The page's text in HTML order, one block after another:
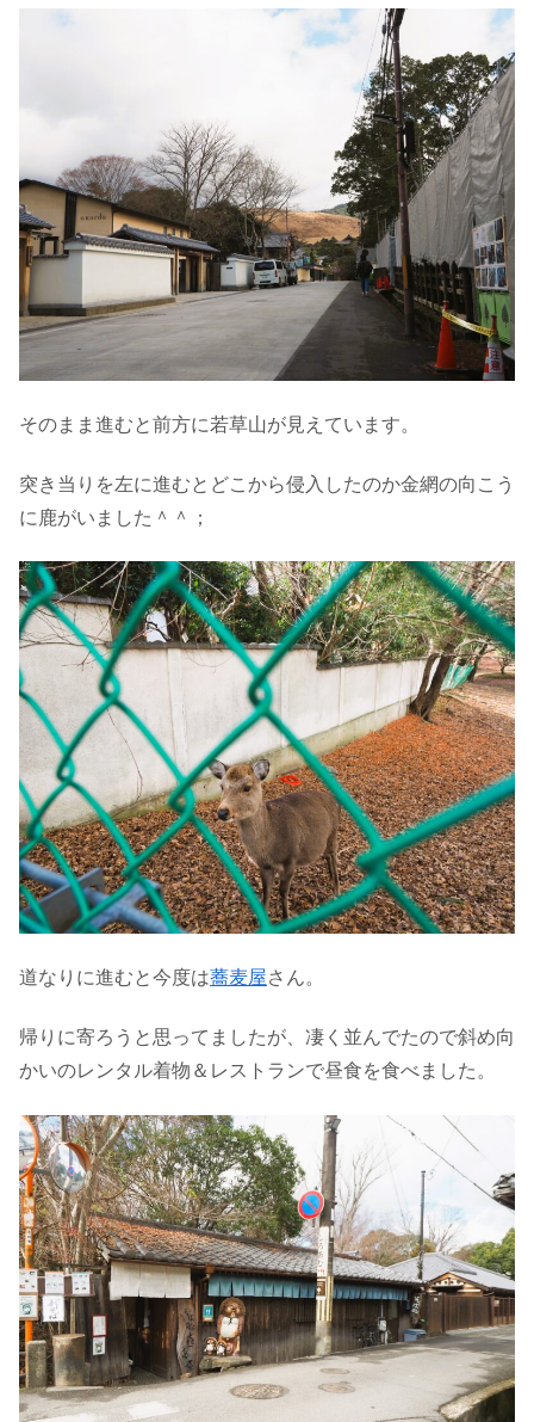
そのまま進むと前方に若草山が見えています。
突き当りを左に進むとどこから侵入したのか金網の向こう
に鹿がいました＾＾；
道なりに進むと今度は蕎麦屋さん。
帰りに寄ろうと思ってましたが、凄く並んでたので斜め向
かいのレンタル着物＆レストランで昼食を食べました。